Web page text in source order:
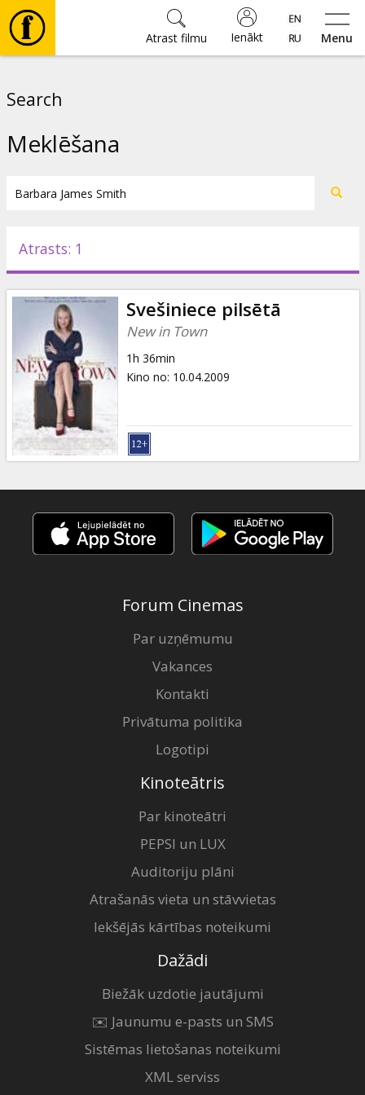
Menu
Ienākt
Atrast filmu
Pasākumi
Ziņas
Dāvanu
kartes
Uzkodas
B2B
Kino
Klubs
Search
Meklēšana
Atrasts: 1
Svešiniece pilsētā
New in Town
1h 36min
Kino no: 10.04.2009
Forum Cinemas
Par uzņēmumu
Vakances
Kontakti
Privātuma politika
Logotipi
Kinoteātris
Par kinoteātri
PEPSI un LUX
Auditoriju plāni
Atrašanās vieta un stāvvietas
Iekšējās kārtības noteikumi
Dažādi
Biežāk uzdotie jautājumi
✉️ Jaunumu e-pasts un SMS
Sistēmas lietošanas noteikumi
XML serviss